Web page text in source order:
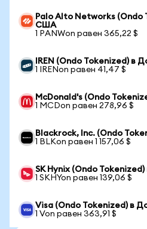
Palo Alto Networks (Ondo
США
1 PANWon равен 365,22 $
IREN (Ondo Tokenized) в
1 IRENon равен 41,47 $
McDonald's (Ondo
1 MCDon равен 278,96 $
Blackrock, Inc. (Ondo
1 BLKon равен 1 157,06 $
SK Hynix (Ondo
1 SKHYon равен 139,06 $
Visa (Ondo Tokenized) в
1 Von равен 363,91 $